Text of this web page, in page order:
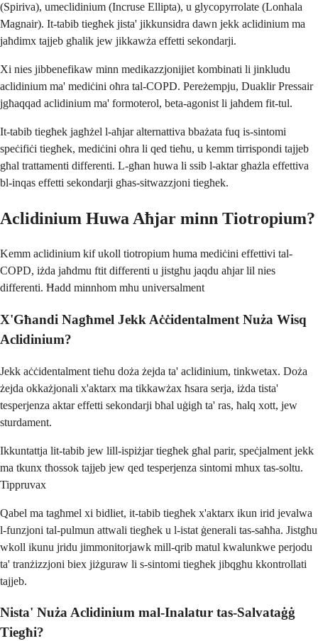
(Spiriva), umeclidinium (Incruse Ellipta), u glycopyrrolate (Lonhala
Magnair). It-tabib tiegħek jista' jikkunsidra dawn jekk aclidinium ma
jaħdimx tajjeb għalik jew jikkawża effetti sekondarji.
Xi nies jibbenefikaw minn medikazzjonijiet kombinati li jinkludu
aclidinium ma' mediċini oħra tal-COPD. Pereżempju, Duaklir Pressair
jgħaqqad aclidinium ma' formoterol, beta-agonist li jaħdem fit-tul.
It-tabib tiegħek jagħżel l-aħjar alternattiva bbażata fuq is-sintomi
speċifiċi tiegħek, mediċini oħra li qed tieħu, u kemm tirrispondi tajjeb
għal trattamenti differenti. L-għan huwa li ssib l-aktar għażla effettiva
bl-inqas effetti sekondarji għas-sitwazzjoni tiegħek.
Aclidinium Huwa Aħjar minn Tiotropium?
Kemm aclidinium kif ukoll tiotropium huma mediċini effettivi tal-
COPD, iżda jaħdmu ftit differenti u jistgħu jaqdu aħjar lil nies
differenti. Ħadd minnhom mhu universalment
X'Għandi Nagħmel Jekk Aċċidentalment Nuża Wisq
Aclidinium?
Jekk aċċidentalment tieħu doża żejda ta' aclidinium, tinkwetax. Doża
żejda okkażjonali x'aktarx ma tikkawżax ħsara serja, iżda tista'
tesperjenza aktar effetti sekondarji bħal uġigħ ta' ras, ħalq xott, jew
sturdament.
Ikkuntattja lit-tabib jew lill-ispiżjar tiegħek għal parir, speċjalment jekk
ma tkunx tħossok tajjeb jew qed tesperjenza sintomi mhux tas-soltu.
Tippruvax
Qabel ma tagħmel xi bidliet, it-tabib tiegħek x'aktarx ikun irid jevalwa
l-funzjoni tal-pulmun attwali tiegħek u l-istat ġenerali tas-saħħa. Jistgħu
wkoll ikunu jridu jimmonitorjawk mill-qrib matul kwalunkwe perjodu
ta' tranżizzjoni biex jiżguraw li s-sintomi tiegħek jibqgħu kkontrollati
tajjeb.
Nista' Nuża Aclidinium mal-Inalatur tas-Salvataġġ
Tiegħi?